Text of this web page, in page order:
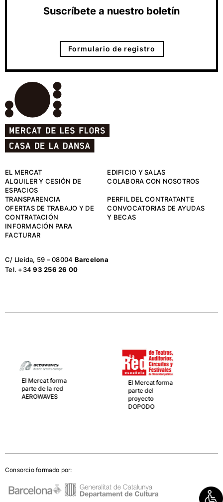
Suscríbete a nuestro boletín
Formulario de registro
EL MERCAT
EDIFICIO Y SALAS
ALQUILER Y CESIÓN DE
ESPACIOS
COLABORA CON NOSOTROS
TRANSPARENCIA
PERFIL DEL CONTRATANTE
OFERTAS DE TRABAJO Y DE
CONTRATACIÓN
CONVOCATORIAS DE AYUDAS
Y BECAS
INFORMACIÓN PARA
FACTURAR
C/ Lleida, 59 – 08004 Barcelona
Tel. +3493 256 26 00
El Mercat forma
parte del
proyecto
El Mercat forma
parte de LA RED
Española de
teatros,
Auditorios,
Circuitos y
Festivales de
titularidad
Consorcio formado por: